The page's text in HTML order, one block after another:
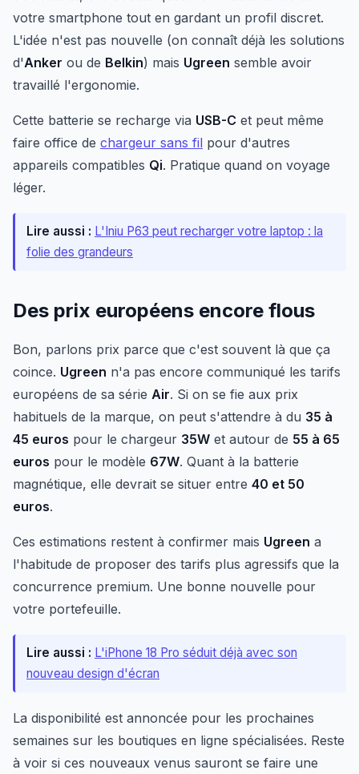
votre smartphone tout en gardant un profil discret.
L'idée n'est pas nouvelle (on connaît déjà les solutions
d'Anker ou de Belkin) mais Ugreen semble avoir
travaillé l'ergonomie.
Cette batterie se recharge via USB-C et peut même
faire office de chargeur sans fil pour d'autres
appareils compatibles Qi. Pratique quand on voyage
léger.
Lire aussi : L'Iniu P63 peut recharger votre laptop : la
folie des grandeurs
Des prix européens encore flous
Bon, parlons prix parce que c'est souvent là que ça
coince. Ugreen n'a pas encore communiqué les tarifs
européens de sa série Air. Si on se fie aux prix
habituels de la marque, on peut s'attendre à du 35 à
45 euros pour le chargeur 35W et autour de 55 à 65
euros pour le modèle 67W. Quant à la batterie
magnétique, elle devrait se situer entre 40 et 50
euros.
Ces estimations restent à confirmer mais Ugreen a
l'habitude de proposer des tarifs plus agressifs que la
concurrence premium. Une bonne nouvelle pour
votre portefeuille.
Lire aussi : L'iPhone 18 Pro séduit déjà avec son
nouveau design d'écran
La disponibilité est annoncée pour les prochaines
semaines sur les boutiques en ligne spécialisées. Reste
à voir si ces nouveaux venus sauront se faire une